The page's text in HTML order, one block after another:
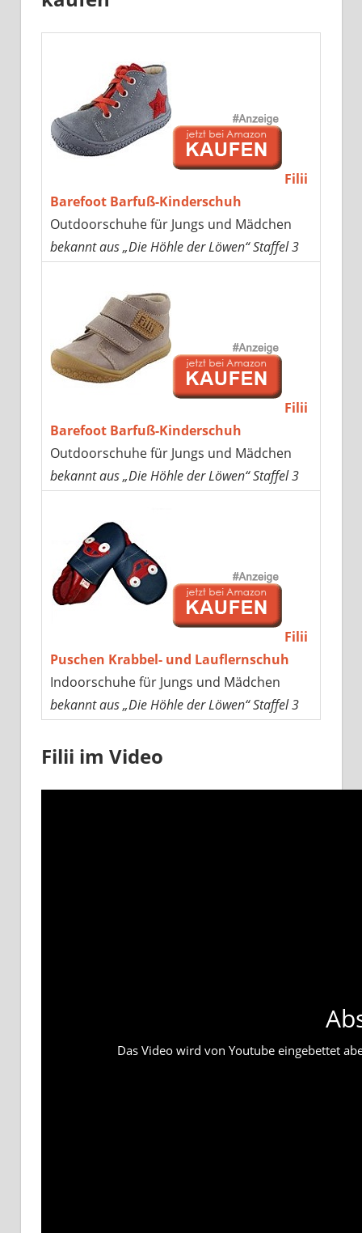
Filii
Barefoot Barfuß-Kinderschuh
Outdoorschuhe für Jungs und Mädchen
bekannt aus „Die Höhle der Löwen“ Staffel 3
Filii
Barefoot Barfuß-Kinderschuh
Outdoorschuhe für Jungs und Mädchen
bekannt aus „Die Höhle der Löwen“ Staffel 3
Filii
Puschen Krabbel- und Lauflernschuh
Indoorschuhe für Jungs und Mädchen
bekannt aus „Die Höhle der Löwen“ Staffel 3
Filii im Video
Das Video wird von Youtube eingebettet